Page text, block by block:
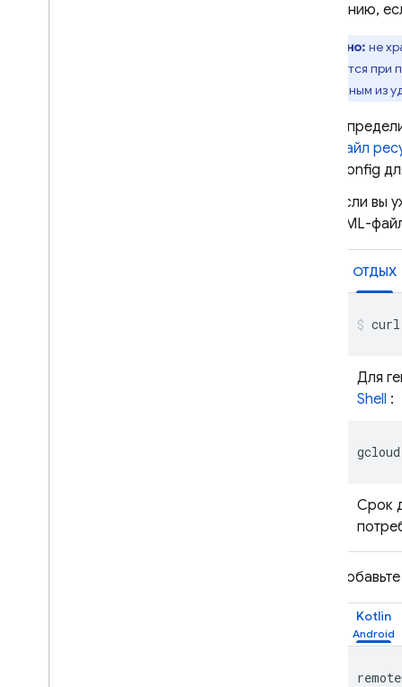
умолчанию,
Важно: не
шифруются при
полученным из
файл
Config
Если вы
XML-
ОТДЫХ
curl
Для
Shell :
gcloud
Срок
Kotlin